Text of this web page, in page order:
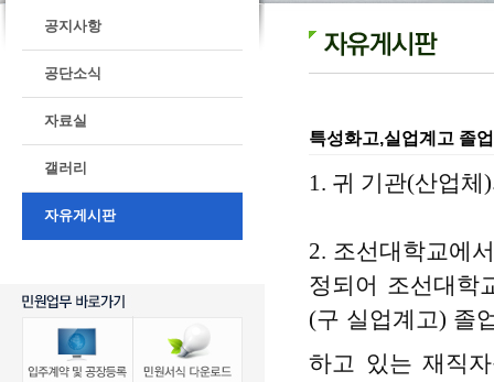
공지사항
공단소식
자료실
갤러리
자유게시판
특성화고,실업계고 졸
1. 귀 기관(산업체)
2. 조선대학교에
정되어 조선대학
(구 실업계고) 졸
하고 있는 재직